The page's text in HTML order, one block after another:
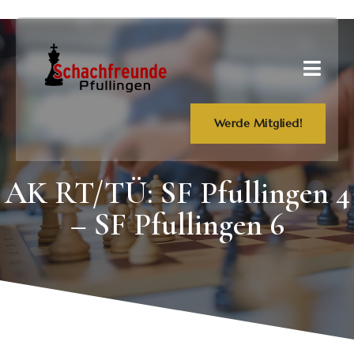
Werde Mitglied!
AK RT/TÜ: SF Pfullingen 4
– SF Pfullingen 6